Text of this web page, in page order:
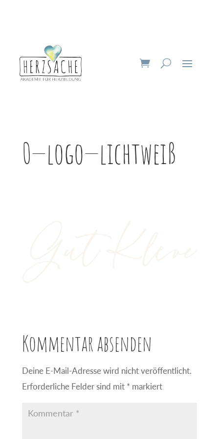
0—logo—lichtweiß
Kommentar absenden
Deine E-Mail-Adresse wird nicht veröffentlicht.
Erforderliche Felder sind mit * markiert